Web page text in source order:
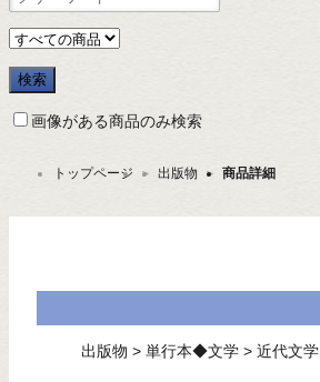
画像がある商品のみ検索
トップページ ＞ 出版物 ＞ 商品詳細
出版物 > 単行本◆文学 > 近代文学